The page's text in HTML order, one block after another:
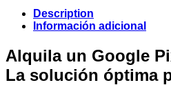
Description
Información adicional
Alquila un Google
La solución óptima